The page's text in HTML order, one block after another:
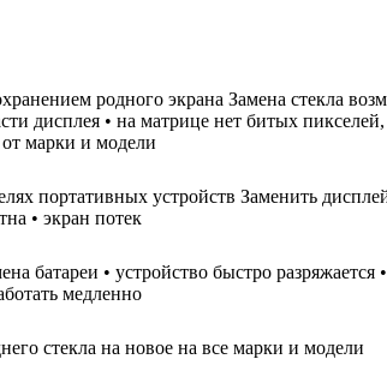
родного экрана Замена стекла
дисплея • на матрице нет битых пикселей,
от марки и модели
портативных устройств Заменить
• экран потек
батареи • устройство быстро разряжается •
медленно
стекла на новое на все марки и модели